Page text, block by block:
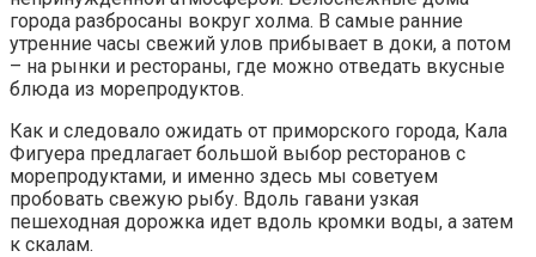
города разбросаны вокруг холма. В самые ранние
утренние часы свежий улов прибывает в доки, а потом
– на рынки и рестораны, где можно отведать вкусные
блюда из морепродуктов.
Как и следовало ожидать от приморского города, Кала
Фигуера предлагает большой выбор ресторанов с
морепродуктами, и именно здесь мы советуем
пробовать свежую рыбу. Вдоль гавани узкая
пешеходная дорожка идет вдоль кромки воды, а затем
к скалам.